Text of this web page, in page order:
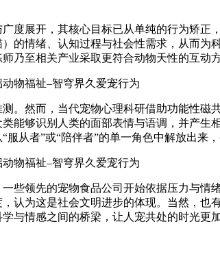
度展开，其核心目标已从单纯的行为矫
的情绪、认知过程与社会性需求，从而
乃至相关产业采取更符合动物天性的互动方
然而，当代宠物心理科研借助功能性磁
能够识别人类的面部表情与语调，并产
从者”或“陪伴者”的单一角色中解放出来
领先的宠物食品公司开始依据压力与情
认为这是社会文明进步的体现。当然，
与情感之间的桥梁，让人宠共处的时光更